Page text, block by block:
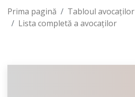
Prima pagină
Tabloul avocaţilor
Lista completă a avocaţilor